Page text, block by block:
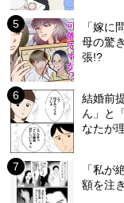
「嫁に
母の驚
張!?
結婚前
ん」と
なたが
「私が
額を注